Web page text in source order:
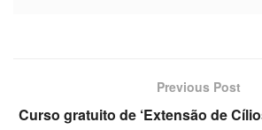
Previous Post
Curso gratuito de ‘Extensão de